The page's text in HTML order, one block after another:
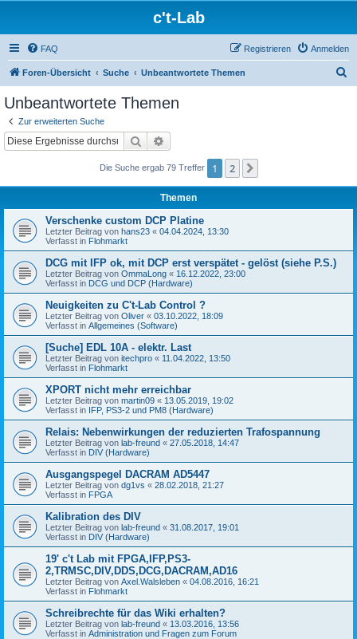
c't-Lab
FAQ Anmelden
Registrieren
Foren-Übersicht Suche Unbeantwortete Themen
Unbeantwortete Themen
Zur erweiterten Suche
Suche
Die Suche ergab 79 Treffer 1 2
Themen
Verschenke custom DCP Platine
Letzter Beitrag von hans23 « 04.04.2024, 13:30
Verfasst in Flohmarkt
DCG mit IFP ok, mit DCP erst verspätet - gelöst (siehe P.S.)
Letzter Beitrag von OmmaLong « 16.12.2022, 23:00
Verfasst in DCG und DCP (Hardware)
Neuigkeiten zu C't-Lab Control ?
Letzter Beitrag von Oliver « 03.10.2022, 18:09
Verfasst in Allgemeines (Software)
[Suche] EDL 10A - elektr. Last
Letzter Beitrag von itechpro « 11.04.2022, 13:50
Verfasst in Flohmarkt
XPORT nicht mehr erreichbar
Letzter Beitrag von martin09 « 13.05.2019, 19:02
Verfasst in IFP, PS3-2 und PM8 (Hardware)
Relais: Nebenwirkungen der reduzierten Trafospannung
Letzter Beitrag von lab-freund « 27.05.2018, 14:47
Verfasst in DIV (Hardware)
Ausgangspegel DACRAM AD5447
Letzter Beitrag von dg1vs « 28.02.2018, 21:27
Verfasst in FPGA
Kalibration des DIV
Letzter Beitrag von lab-freund « 31.08.2017, 19:01
Verfasst in DIV (Hardware)
19' c't Lab mit FPGA,IFP,PS3-
2,TRMSC,DIV,DDS,DCG,DACRAM,AD16
Letzter Beitrag von Axel.Walsleben « 04.08.2016, 16:21
Verfasst in Flohmarkt
Schreibrechte für das Wiki erhalten?
Letzter Beitrag von lab-freund « 13.03.2016, 13:56
Verfasst in Administration und Fragen zum Forum